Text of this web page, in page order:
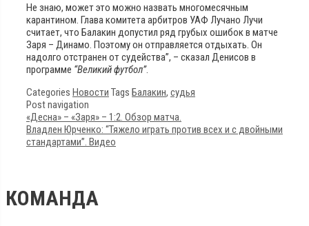
Не знаю, может это можно назвать многомесячным
карантином. Глава комитета арбитров УАФ Лучано Лучи
считает, что Балакин допустил ряд грубых ошибок в матче
Заря – Динамо. Поэтому он отправляется отдыхать. Он
надолго отстранен от судейства”, – сказал Денисов в
программе “Великий футбол”.
Categories Новости Tags Балакин, судья
Post navigation
«Десна» – «Заря» – 1:2. Обзор матча.
Владлен Юрченко: “Тяжело играть против всех и с двойными
стандартами”. Видео
КОМАНДА